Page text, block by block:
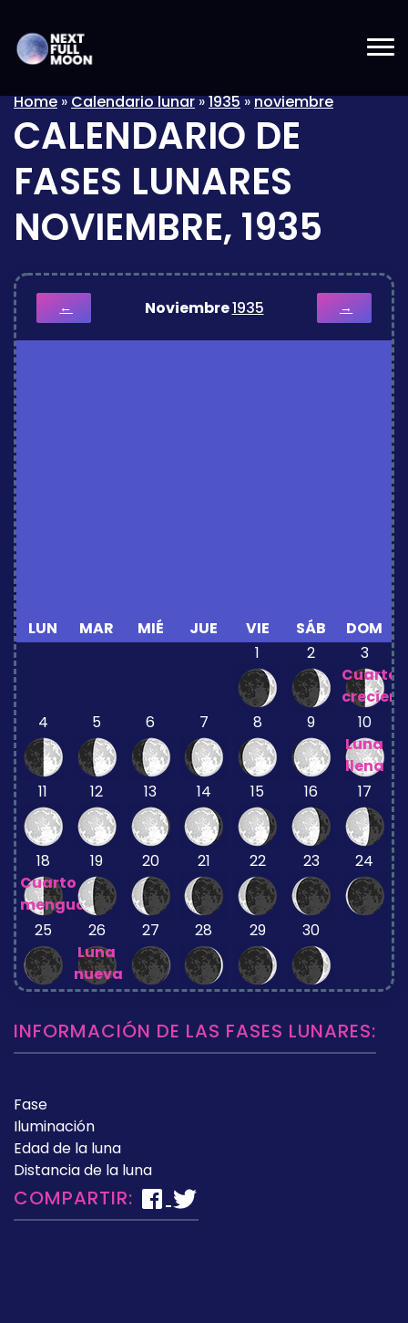
Home»Calendario lunar»1935»noviembre
CALENDARIO DE
FASES LUNARES
NOVIEMBRE, 1935
← Noviembre1935 →
LUN MAR MIÉ JUE VIE SÁB
DOM
1
2
3
Cuarto
4
5 6 7 8 9
10
Luna
llena
11
12 13 14 15 16 17
18
Cuarto
menguante
19 20 21 22 23 24
25
26
Luna
nueva
27 28 29 30
INFORMACIÓN DE LAS FASES LUNARES:
Fase
Iluminación
Edad de la luna
Distancia de la luna
COMPARTIR: